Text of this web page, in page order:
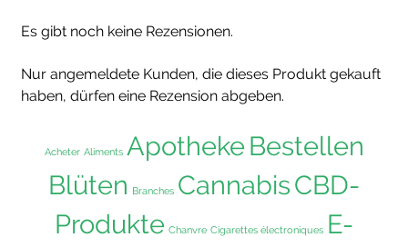
Es gibt noch keine Rezensionen.
Nur angemeldete Kunden, die dieses Produkt gekauft
haben, dürfen eine Rezension abgeben.
Acheter Aliments ApothekeBestellen
Blüten Branches CannabisCBD-
Produkte Chanvre Cigarettes électroniques E-